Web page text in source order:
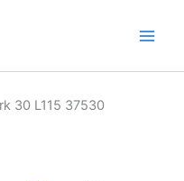
30 L115 37530